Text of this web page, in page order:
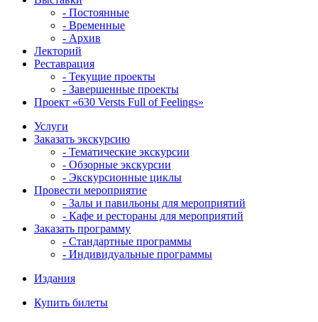
- Постоянные
- Временные
- Архив
Лекторий
Реставрация
- Текущие проекты
- Завершенные проекты
Проект «630 Versts Full of Feelings»
Услуги
Заказать экскурсию
- Тематические экскурсии
- Обзорные экскурсии
- Экскурсионные циклы
Провести мероприятие
- Залы и павильоны для мероприятий
- Кафе и рестораны для мероприятий
Заказать программу
- Стандартные программы
- Индивидуальные программы
Издания
Купить билеты